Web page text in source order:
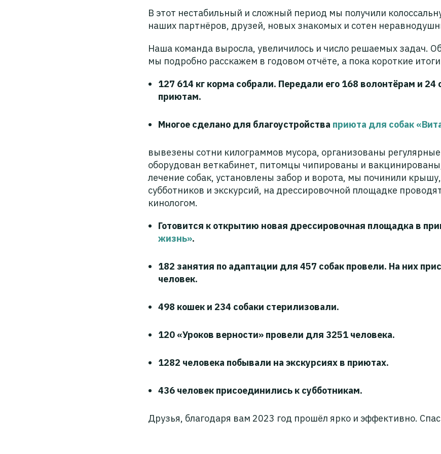
В этот нестабильный и сложный период мы получили
наших партнёров, друзей, новых знакомых и сотен
Наша команда выросла, увеличилось и число решаемых задач.
мы подробно расскажем в годовом отчёте, а пока короткие
127 614 кг корма собрали. Передали его 168 волонтёрам и 24
приютам.
Многое сделано для благоустройства приюта для собак
вывезены сотни килограммов мусора, организованы
оборудован веткабинет, питомцы чипированы и
лечение собак, установлены забор и ворота, мы починили
субботников и экскурсий, на дрессировочной площадке
кинологом.
Готовится к открытию новая дрессировочная площадка в
жизнь».
182 занятия по адаптации для 457 собак провели. На них
человек.
498 кошек и 234 собаки стерилизовали.
120 «Уроков верности» провели для 3251 человека.
1282 человека побывали на экскурсиях в приютах.
436 человек присоединились к субботникам.
Друзья, благодаря вам 2023 год прошёл ярко и эффективно.